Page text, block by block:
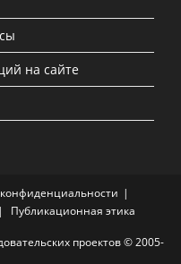
на сайте
Публикационная этика
проектов © 2005-